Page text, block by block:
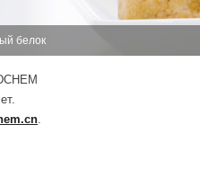
белок
.